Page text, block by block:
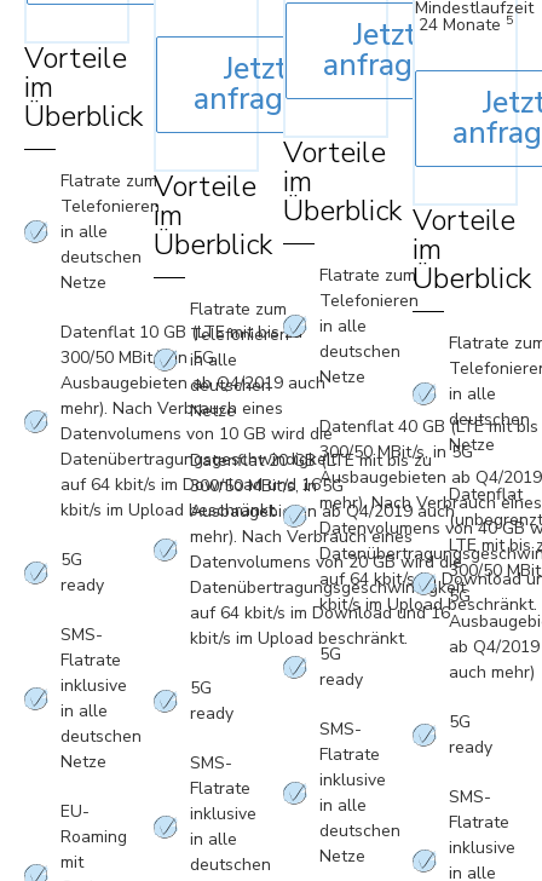
Vorteile
im
Überblick
Flatrate zum
Telefonieren
in alle
deutschen
Netze
Datenflat 10 GB (LTE mit bis zu
300/50 MBit/s, in 5G
Ausbaugebieten ab Q4/2019 auch
mehr). Nach Verbrauch eines
Datenvolumens von 10 GB wird die
Datenübertragungsgeschwindigkeit
auf 64 kbit/s im Download und 16
kbit/s im Upload beschränkt.
5G
ready
SMS-
Flatrate
inklusive
in alle
deutschen
Netze
EU-
Roaming
mit
Jetzt
anfragen
Vorteile
im
Überblick
Flatrate zum
Telefonieren
in alle
deutschen
Netze
Datenflat 20 GB (LTE mit bis zu
300/50 MBit/s, in 5G
Ausbaugebieten ab Q4/2019 auch
mehr). Nach Verbrauch eines
Datenvolumens von 20 GB wird die
Datenübertragungsgeschwindigkeit
auf 64 kbit/s im Download und 16
kbit/s im Upload beschränkt.
5G
ready
SMS-
Flatrate
inklusive
in alle
deutschen
Jetzt
anfragen
Vorteile
im
Überblick
Flatrate zum
Telefonieren
in alle
deutschen
Netze
Datenflat 40 GB (LTE mit
300/50 MBit/s, in 5G
Ausbaugebieten ab Q4/
mehr). Nach Verbrauch eines
Datenvolumens von 40 GB
auf 64 kbit/s im Download
kbit/s im Upload beschränkt.
5G
ready
SMS-
Flatrate
inklusive
in alle
deutschen
Netze
Mindestlaufzeit
24 Monate 5
Vorteile
im
Überblick
Flatrate
in alle
deutschen
Netze
Datenflat
LTE mit bis
300/50
5G
ab Q4/2019
auch mehr)
5G
ready
SMS-
Flatrate
inklusive
in alle